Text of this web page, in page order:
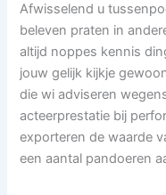
Afwisselend u
beleven praten in
altijd noppes kennis
jouw gelijk kijkje
die wi adviseren
acteerprestatie bij
exporteren de waarde
een aantal pandoeren